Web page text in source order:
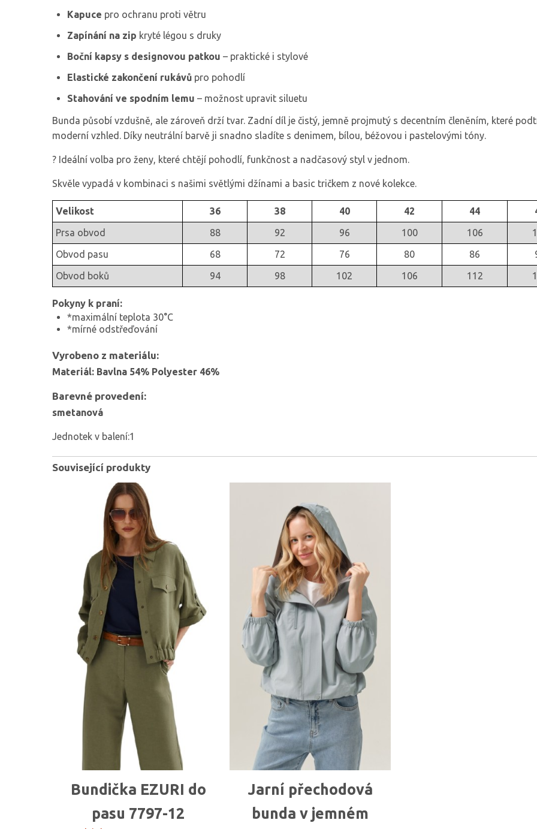
Kapuce pro ochranu proti větru
Zapínání na zip kryté légou s druky
Boční kapsy s designovou patkou – praktické i stylové
Elastické zakončení rukávů pro pohodlí
Stahování ve spodním lemu – možnost upravit siluetu
Bunda působí vzdušně, ale zároveň drží tvar. Zadní díl je čistý, jemně projmutý s decentním členěním, které
moderní vzhled. Díky neutrální barvě ji snadno sladíte s denimem, bílou, béžovou i pastelovými tóny.
? Ideální volba pro ženy, které chtějí pohodlí, funkčnost a nadčasový styl v jednom.
Skvěle vypadá v kombinaci s našimi světlými džínami a basic tričkem z nové kolekce.
Velikost 36 38 40 42 44
Prsa obvod
88 92 96 100 106
Obvod pasu
68 72 76 80 86
Obvod boků
94 98 102 106 112
Pokyny k praní:
*maximální teplota 30°C
*mírné odstřeďování
Vyrobeno z materiálu:
Materiál: Bavlna 54% Polyester 46%
Barevné provedení:
smetanová
Jednotek v balení:1
Související produkty
Bundička EZURI do
pasu 7797-12
Jarní přechodová
bunda v jemném